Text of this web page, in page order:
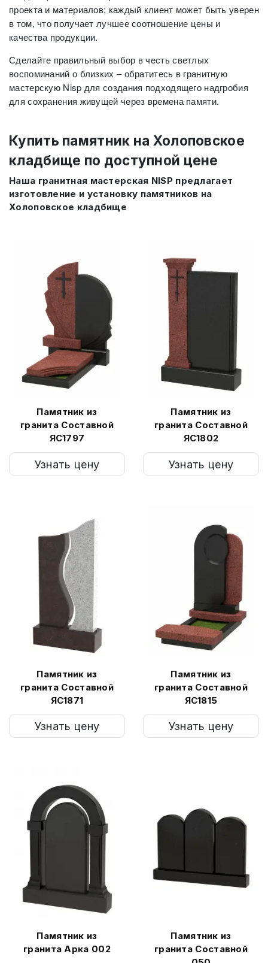
проекта и материалов; каждый клиент может быть уверен
в том, что получает лучшее соотношение цены и
качества продукции.
Сделайте правильный выбор в честь светлых
воспоминаний о близких – обратитесь в гранитную
мастерскую Nisp для создания подходящего надгробия
для сохранения живущей через времена памяти.
Купить памятник на Холоповское
кладбище по доступной цене
Наша гранитная мастерская NISP предлагает
изготовление и установку памятников на
Холоповское кладбище
Памятник из
гранита Составной
ЯС1797
Узнать цену
Памятник из
гранита Составной
ЯС1802
Узнать цену
Памятник из
гранита Составной
ЯС1871
Узнать цену
Памятник из
гранита Составной
ЯС1815
Узнать цену
Памятник из
гранита Арка 002
Памятник из
гранита Составной